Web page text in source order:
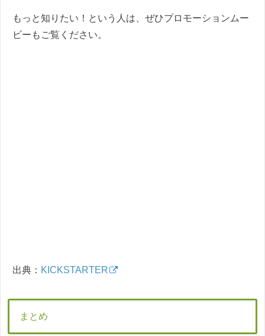
もっと知りたい！という人は、ぜひプロモーションムー
ビーもご覧ください。
出典： KICKSTARTER
まとめ